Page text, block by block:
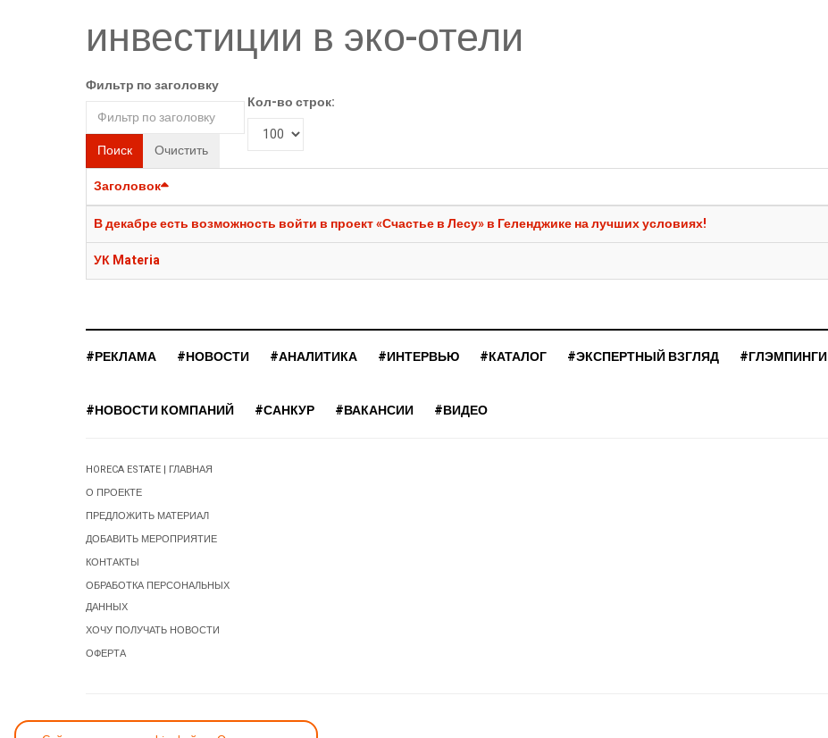
инвестиции в эко-отели
Фильтр по заголовку
Поиск Очистить
Кол-во строк:
Заголовок
В декабре есть возможность войти в проект «Счастье в Лесу» в Геленджике на лучших условиях!
УК Materia
#РЕКЛАМА #НОВОСТИ #АНАЛИТИКА #ИНТЕРВЬЮ #КАТАЛОГ #ЭКСПЕРТНЫЙ ВЗГЛЯД #ГЛЭМПИНГИ
#НОВОСТИ КОМПАНИЙ #САНКУР #ВАКАНСИИ #ВИДЕО
HORECA ESTATE | ГЛАВНАЯ
О ПРОЕКТЕ
ПРЕДЛОЖИТЬ МАТЕРИАЛ
ДОБАВИТЬ МЕРОПРИЯТИЕ
КОНТАКТЫ
ОБРАБОТКА ПЕРСОНАЛЬНЫХ
ДАННЫХ
ХОЧУ ПОЛУЧАТЬ НОВОСТИ
ОФЕРТА